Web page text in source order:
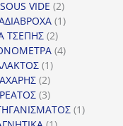
προϊόντα
VIDE 22
προϊόντα
11
ΤΣΕΠΗΣ 22
προϊόντα
44
11
προϊόν
22
προϊόντα
33
προϊόντα
11
1